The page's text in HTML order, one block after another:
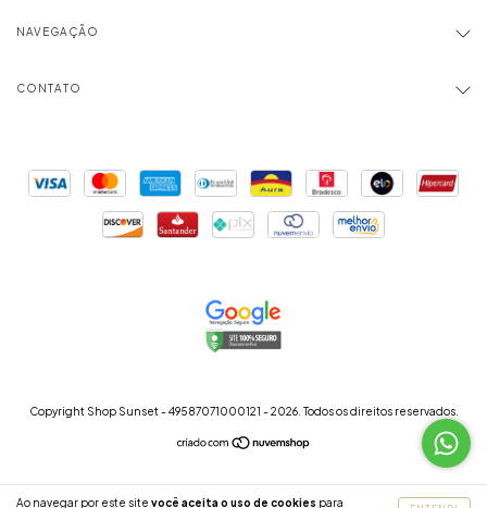
Ao navegar por este site você aceita o uso de cookies para
NAVEGAÇÃO
CONTATO
Copyright Shop Sunset - 49587071000121 - 2026. Todos os direitos reservados.